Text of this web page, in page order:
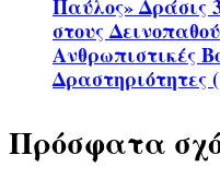
Παύλος» Δράσις
στους
Ανθρωπιστικές
Δραστηριότητες
Πρόσφατα